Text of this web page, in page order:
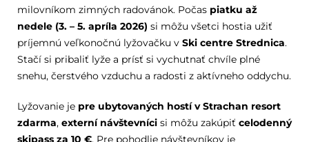
milovníkom zimných radovánok. Počas piatku až
nedele (3. – 5. apríla 2026) si môžu všetci hostia užiť
príjemnú veľkonočnú lyžovačku v Ski centre Strednica.
Stačí si pribaliť lyže a prísť si vychutnať chvíle plné
snehu, čerstvého vzduchu a radosti z aktívneho oddychu.
Lyžovanie je pre ubytovaných hostí v Strachan resort
zdarma, externí návštevnícisi môžu zakúpiť celodenný
skipass za 10 €. Pre pohodlie návštevníkov je